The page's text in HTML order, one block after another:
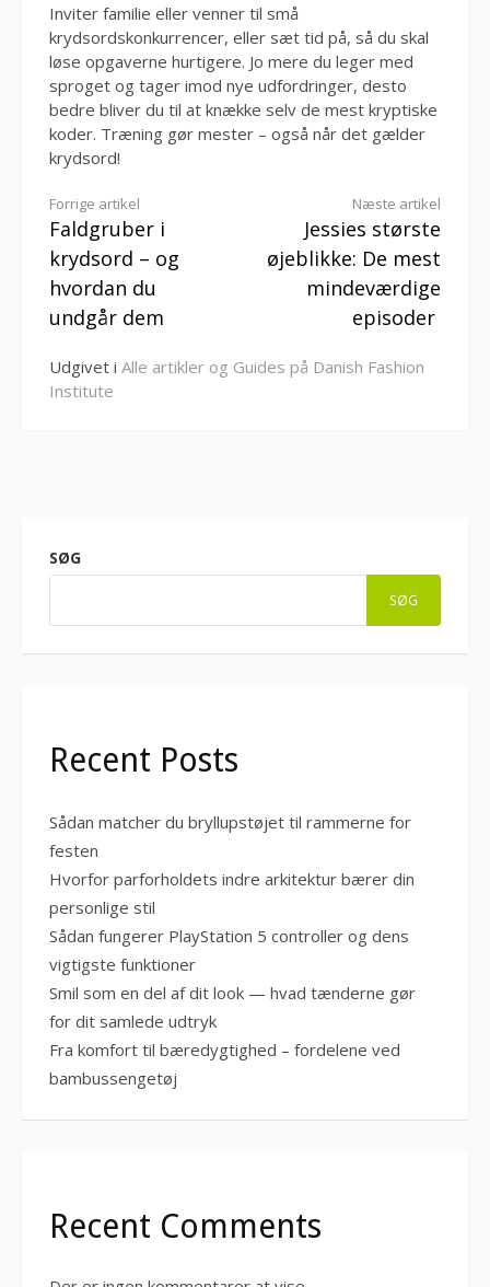
Inviter familie eller venner til små
krydsordskonkurrencer, eller sæt tid på, så du skal
løse opgaverne hurtigere. Jo mere du leger med
sproget og tager imod nye udfordringer, desto
bedre bliver du til at knække selv de mest kryptiske
koder. Træning gør mester – også når det gælder
krydsord!
Læs
videre
Forrige artikel
Faldgruber i
krydsord – og
hvordan du
undgår dem
Næste artikel
Jessies største
øjeblikke: De mest
mindeværdige
episoder
Udgivet i Alle artikler og Guides på Danish Fashion
Institute
SØG
SØG
Recent Posts
Sådan matcher du bryllupstøjet til rammerne for
festen
Hvorfor parforholdets indre arkitektur bærer din
personlige stil
Sådan fungerer PlayStation 5 controller og dens
vigtigste funktioner
Smil som en del af dit look — hvad tænderne gør
for dit samlede udtryk
Fra komfort til bæredygtighed – fordelene ved
bambussengetøj
Recent Comments